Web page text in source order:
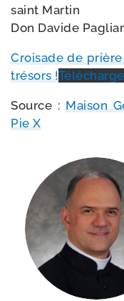
saint Martin
Don Davide
Croisade de
tré­sors !
Source :Maison
Pie X